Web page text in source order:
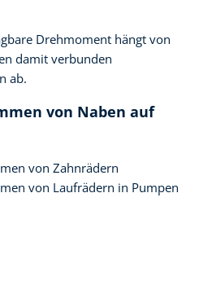
Drehmoment hängt von
damit verbunden
ab.
von Naben auf
von Zahnrädern
von Laufrädern in Pumpen